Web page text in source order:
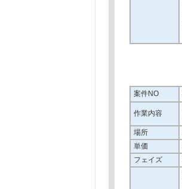
案件NO
作業内容
場所
単価
フェイズ